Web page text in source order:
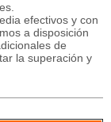
efectivos y con
a disposición
de
la superación y